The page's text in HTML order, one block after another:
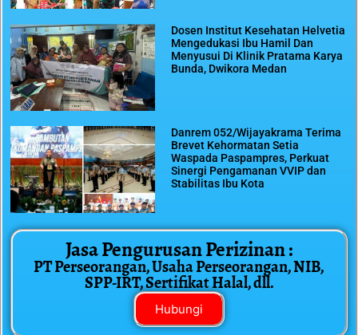
Dosen Institut Kesehatan Helvetia
Mengedukasi Ibu Hamil Dan
Menyusui Di Klinik Pratama Karya
Bunda, Dwikora Medan
Danrem 052/Wijayakrama Terima
Brevet Kehormatan Setia
Waspada Paspampres, Perkuat
Sinergi Pengamanan VVIP dan
Stabilitas Ibu Kota
Jasa Pengurusan Perizinan :
PT Perseorangan, Usaha Perseorangan, NIB,
SPP-IRT, Sertifikat Halal, dll.
Hubungi